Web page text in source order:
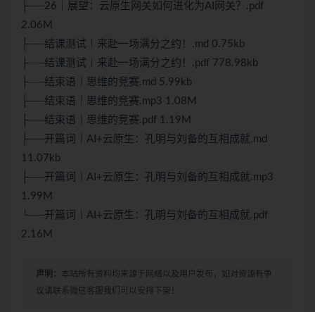
├──26｜展望：云原生网关如何进化为AI网关？.pdf
2.06M
├──结课测试｜来赴一场满分之约！.md 0.75kb
├──结课测试｜来赴一场满分之约！.pdf 778.98kb
├──结束语｜思维的竞赛.md 5.99kb
├──结束语｜思维的竞赛.mp3 1.08M
├──结束语｜思维的竞赛.pdf 1.19M
├──开篇词｜AI+云原生：孔明与刘备的互相成就.md
11.07kb
├──开篇词｜AI+云原生：孔明与刘备的互相成就.mp3
1.99M
└──开篇词｜AI+云原生：孔明与刘备的互相成就.pdf
2.16M
声明： 本站所有资料均来源于网络以及用户发布，如对资源有争
议请联系微信客服我们可以安排下架！